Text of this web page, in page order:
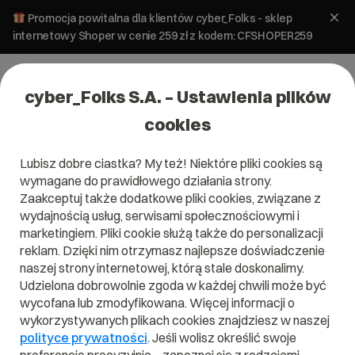
Promocja powitalna dla klientów cyber_Folks - sklep
internetowy Shoper w cenie 259 zł z kodem: CFSHOPER259
Serwery: sd_UP2
Skonfiguruj wybrany pakiet i sprawdź, co
najchętniej wybierali do niego inni
użytkownicy.
Procesor: Intel E2234, 4c/8t, 3,6GHz /
4,8GHz
Dysk: 2 x 1 TB SSD
cyber_Folks S.A. – Ustawienia plików
cookies
Lubisz dobre ciastka? My też! Niektóre pliki cookies są
wymagane do prawidłowego działania strony.
Zaakceptuj także dodatkowe pliki cookies, związane z
wydajnością usług, serwisami społecznościowymi i
marketingiem. Pliki cookie służą także do personalizacji
reklam. Dzięki nim otrzymasz najlepsze doświadczenie
naszej strony internetowej, którą stale doskonalimy.
Udzielona dobrowolnie zgoda w każdej chwili może być
wycofana lub zmodyfikowana. Więcej informacji o
wykorzystywanych plikach cookies znajdziesz w naszej
polityce prywatności. Jeśli wolisz określić swoje